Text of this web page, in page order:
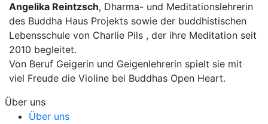
Angelika Reintzsch, Dharma- und Meditationslehrerin
des Buddha Haus Projekts sowie der buddhistischen
Lebensschule von Charlie Pils , der ihre Meditation seit
2010 begleitet.
Von Beruf Geigerin und Geigenlehrerin spielt sie mit
viel Freude die Violine bei Buddhas Open Heart.
Über uns
Über uns